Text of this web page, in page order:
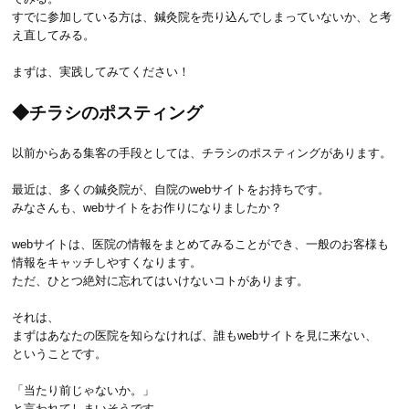
すでに参加している方は、鍼灸院を売り込んでしまっていないか、と考
え直してみる。
まずは、実践してみてください！
◆チラシのポスティング
以前からある集客の手段としては、チラシのポスティングがあります。
最近は、多くの鍼灸院が、自院のwebサイトをお持ちです。
みなさんも、webサイトをお作りになりましたか？
webサイトは、医院の情報をまとめてみることができ、一般のお客様も
情報をキャッチしやすくなります。
ただ、ひとつ絶対に忘れてはいけないコトがあります。
それは、
まずはあなたの医院を知らなければ、誰もwebサイトを見に来ない、
ということです。
「当たり前じゃないか。」